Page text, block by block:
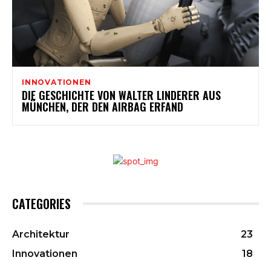
INNOVATIONEN
DIE GESCHICHTE VON WALTER LINDERER AUS
MÜNCHEN, DER DEN AIRBAG ERFAND
CATEGORIES
Architektur
23
Innovationen
18